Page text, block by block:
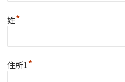
姓*
住所1*